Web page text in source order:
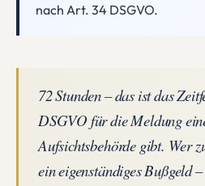
nach Art. 34 DSGVO.
72 Stunden – das ist das
DSGVO für die Meldung
Aufsichtsbehörde gibt. Wer
ein eigenständiges Bußgeld